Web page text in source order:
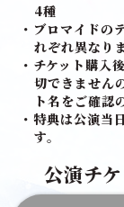
4種
・ブロマイドの
れぞれ異なり
・チケット購入
切できません
ト名をご確認
・特典は公演当
す。
公演チ